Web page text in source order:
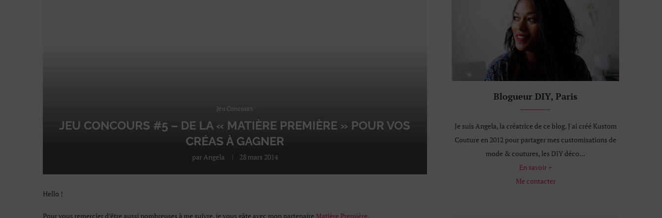
Jeu Concours
JEU CONCOURS #5 – DE LA « MATIÈRE PREMIÈRE » POUR VOS
CRÉAS À GAGNER
par Angela 28 mars 2014
Hello !
Pour vous remercier d’être aussi nombreuses à me suivre, je vous gâte avec mon partenaire Matière Première.
Blogueur DIY, Paris
Je suis Angela, la créatrice de ce blog. J'ai créé Kustom
Couture en 2012 pour partager mes customisations de
mode & coutures, les DIY déco...
En savoir +
Me contacter